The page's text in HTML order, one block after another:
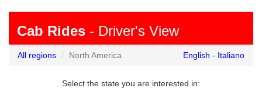
Cab Rides - Driver's View
All regions North America English - Italiano
Select the state you are interested in: